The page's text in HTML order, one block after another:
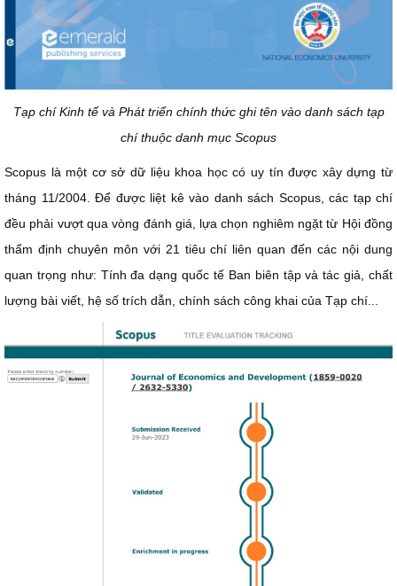
Tạp chí Kinh tế và Phát triển chính thức ghi tên vào danh sách tạp
chí thuộc danh mục Scopus
Scopus là một cơ sở dữ liệu khoa học có uy tín được xây dựng từ
tháng 11/2004. Để được liệt kê vào danh sách Scopus, các tạp chí
đều phải vượt qua vòng đánh giá, lựa chọn nghiêm ngặt từ Hội đồng
thẩm định chuyên môn với 21 tiêu chí liên quan đến các nội dung
quan trọng như: Tính đa dạng quốc tế Ban biên tập và tác giả, chất
lượng bài viết, hệ số trích dẫn, chính sách công khai của Tạp chí...